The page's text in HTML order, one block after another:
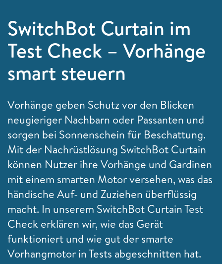
SwitchBot Curtain im
Test Check – Vorhänge
smart steuern
Vorhänge geben Schutz vor den Blicken
neugieriger Nachbarn oder Passanten und
sorgen bei Sonnenschein für Beschattung.
Mit der Nachrüstlösung SwitchBot Curtain
können Nutzer ihre Vorhänge und Gardinen
mit einem smarten Motor versehen, was das
händische Auf- und Zuziehen überflüssig
macht. In unserem SwitchBot Curtain Test
Check erklären wir, wie das Gerät
funktioniert und wie gut der smarte
Vorhangmotor in Tests abgeschnitten hat.